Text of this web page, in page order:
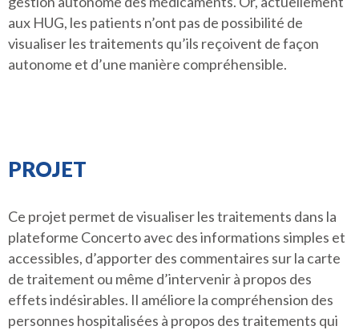
aux HUG, les patients n’ont pas de possibilité de
visualiser les traitements qu’ils reçoivent de façon
autonome et d’une manière compréhensible.
PROJET
Ce projet permet de visualiser les traitements dans la
plateforme Concerto avec des informations simples et
accessibles, d’apporter des commentaires sur la carte
de traitement ou même d’intervenir à propos des
effets indésirables. Il améliore la compréhension des
personnes hospitalisées à propos des traitements qui